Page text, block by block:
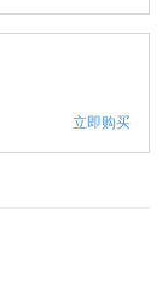
立即购买